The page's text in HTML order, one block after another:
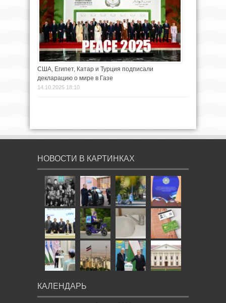
США, Египет, Катар и Турция подписали
декларацию о мире в Газе
14.10.2025 18:10
НОВОСТИ В КАРТИНКАХ
КАЛЕНДАРЬ